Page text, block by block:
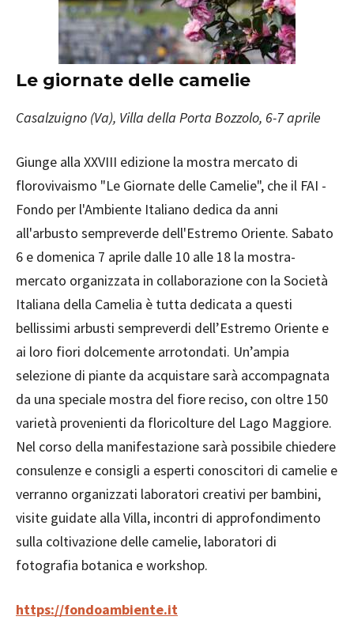
Le giornate delle camelie
Casalzuigno (Va), Villa della Porta Bozzolo, 6-7 aprile
Giunge alla XXVIII edizione la mostra mercato di
florovivaismo "Le Giornate delle Camelie", che il FAI -
Fondo per l'Ambiente Italiano dedica da anni
all'arbusto sempreverde dell'Estremo Oriente. Sabato
6 e domenica 7 aprile dalle 10 alle 18 la mostra-
mercato organizzata in collaborazione con la Società
Italiana della Camelia è tutta dedicata a questi
bellissimi arbusti sempreverdi dell’Estremo Oriente e
ai loro fiori dolcemente arrotondati. Un’ampia
selezione di piante da acquistare sarà accompagnata
da una speciale mostra del fiore reciso, con oltre 150
varietà provenienti da floricolture del Lago Maggiore.
Nel corso della manifestazione sarà possibile chiedere
consulenze e consigli a esperti conoscitori di camelie e
verranno organizzati laboratori creativi per bambini,
visite guidate alla Villa, incontri di approfondimento
sulla coltivazione delle camelie, laboratori di
fotografia botanica e workshop.
https://fondoambiente.it